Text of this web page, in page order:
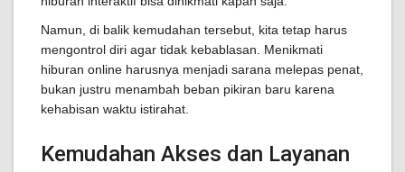
Namun, di balik kemudahan tersebut, kita tetap harus
mengontrol diri agar tidak kebablasan. Menikmati
hiburan online harusnya menjadi sarana melepas penat,
bukan justru menambah beban pikiran baru karena
kehabisan waktu istirahat.
Kemudahan Akses dan Layanan